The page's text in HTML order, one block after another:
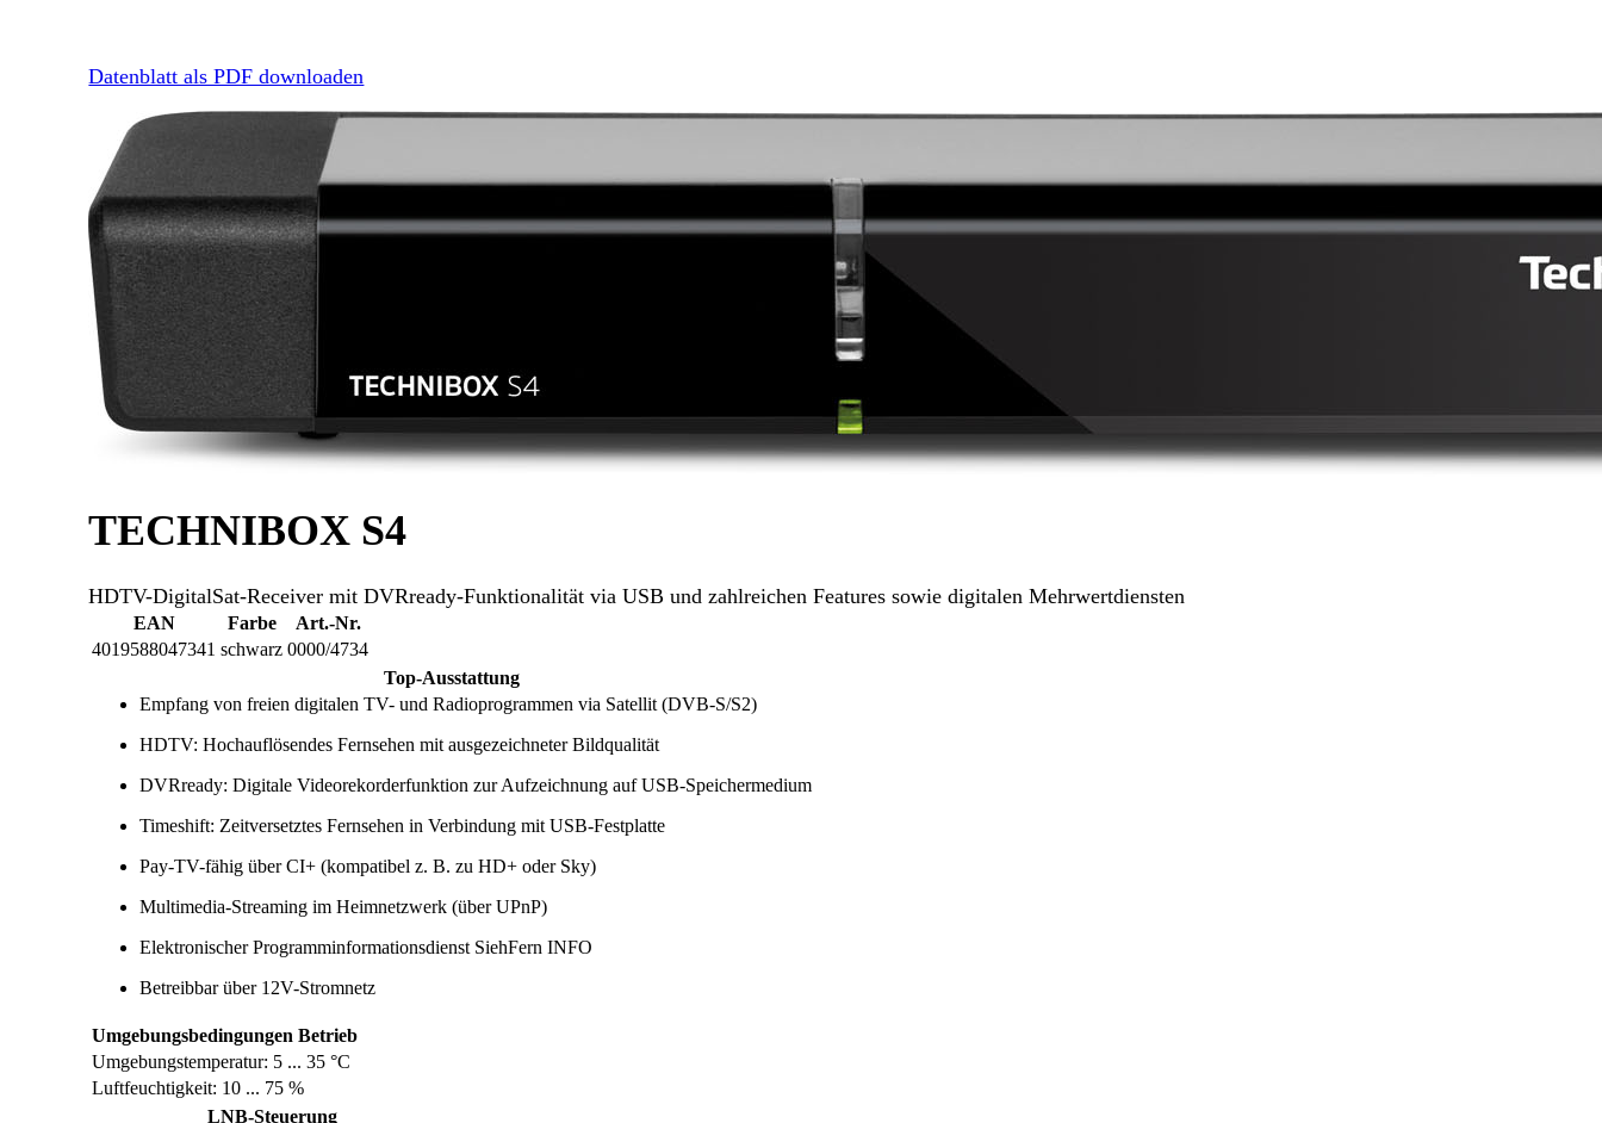
Datenblatt als PDF downloaden
TECHNIBOX S4
HDTV-DigitalSat-Receiver mit DVRready-Funktionalität via USB und zahlreichen Features sowie digitalen Mehrwertdiensten
EAN Farbe
Art.-Nr.
4019588047341 schwarz 0000/4734
Top-Ausstattung
Empfang von freien digitalen TV- und Radioprogrammen via Satellit (DVB-S/S2)
HDTV: Hochauflösendes Fernsehen mit ausgezeichneter Bildqualität
DVRready: Digitale Videorekorderfunktion zur Aufzeichnung auf USB-Speichermedium
Timeshift: Zeitversetztes Fernsehen in Verbindung mit USB-Festplatte
Pay-TV-fähig über CI+ (kompatibel z. B. zu HD+ oder Sky)
Multimedia-Streaming im Heimnetzwerk (über UPnP)
Elektronischer Programminformationsdienst SiehFern INFO
Betreibbar über 12V-Stromnetz
Umgebungsbedingungen Betrieb
Umgebungstemperatur: 5 ... 35 °C
Luftfeuchtigkeit: 10 ... 75 %
LNB-Steuerung